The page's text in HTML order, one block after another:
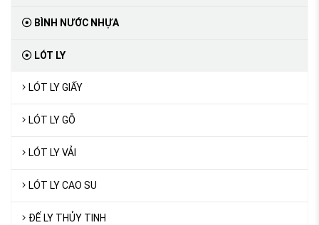
BÌNH NƯỚC NHỰA
LÓT LY
LÓT LY GIẤY
LÓT LY GỖ
LÓT LY VẢI
LÓT LY CAO SU
ĐẾ LY THỦY TINH